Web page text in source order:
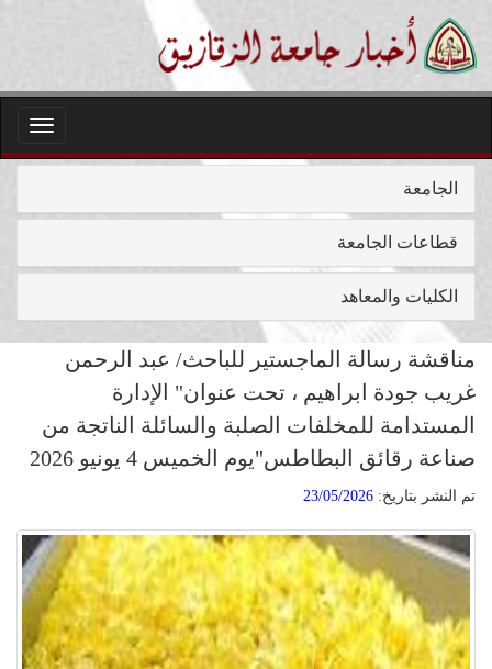
Toggle
الجامعة
قطاعات الجامعة
الكليات والمعاهد
مناقشة رسالة الماجستير للباحث/ عبد الرحمن
غريب جودة ابراهيم ، تحت عنوان" الإدارة
المستدامة للمخلفات الصلبة والسائلة الناتجة من
صناعة رقائق البطاطس"يوم الخميس 4 يونيو 2026
تم النشر بتاريخ: 23/05/2026